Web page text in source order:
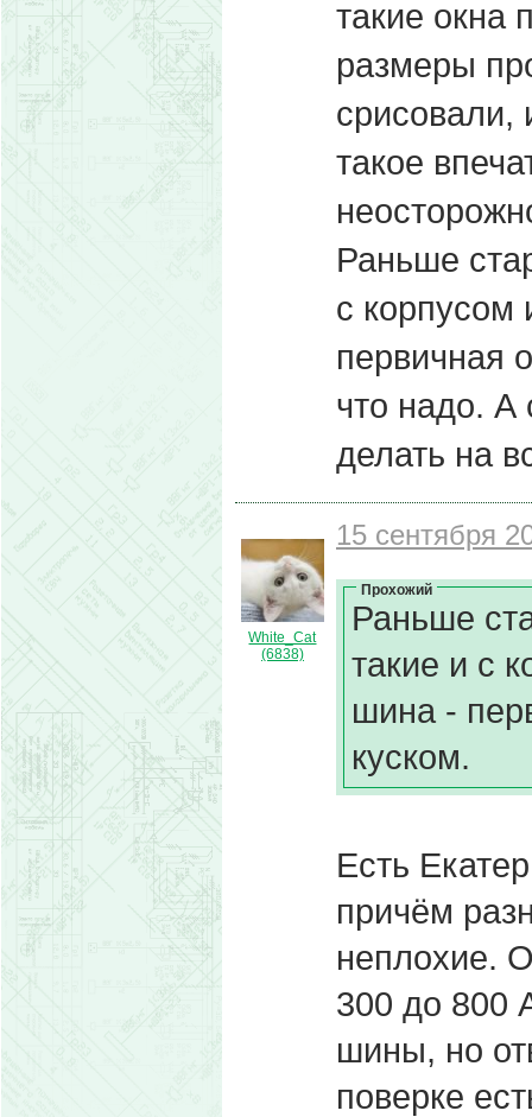
такие окна
размеры
такое
Раньше
с корпусом
первичная
что надо. А
делать на
White_Cat
(6838)
15 сентября
Прохожий
Раньше
такие и с
шина -
куском.
Есть
причём
неплохие.
300 до 800
шины, но
поверке